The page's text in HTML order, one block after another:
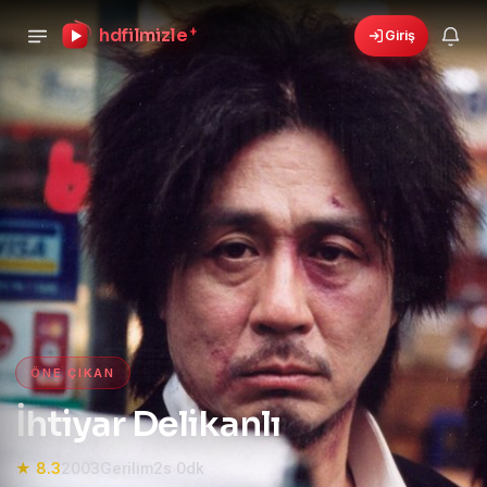
hdfilmizle + Giriş
🎁 6 yeni fırsat! Bonusları gör›
HD Film izle — HD Film İzle,
ÖNE ÇIKAN
İhtiyar Delikanlı
★ 8.32003 Gerilim2s 0dk